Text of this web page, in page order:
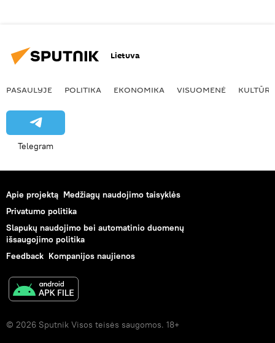
Lietuva
PASAULYJE POLITIKA EKONOMIKA VISUOMENĖ KULTŪRA
Telegram
Apie projektą Medžiagų naudojimo taisyklės
Privatumo politika
Slapukų naudojimo bei automatinio duomenų
išsaugojimo politika
Feedback Kompanijos naujienos
© 2026 Sputnik Visos teisės saugomos. 18+